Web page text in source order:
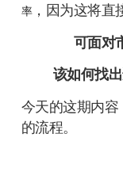
率，因为这将直
可面对
该如何找
今天的这期内
的流程。